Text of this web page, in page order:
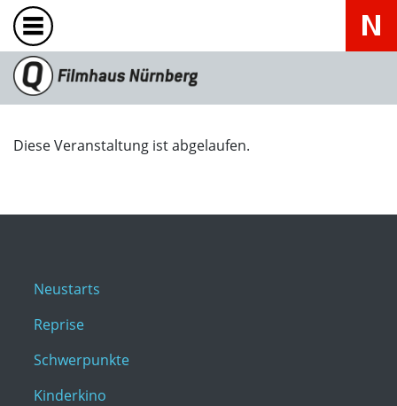
Diese Veranstaltung ist abgelaufen.
Neustarts
Reprise
Schwerpunkte
Kinderkino